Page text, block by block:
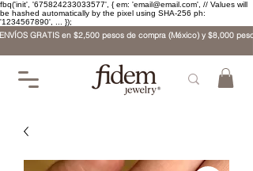
fbq('init', '675824233033577', { em: 'email@email.com', // Values will
be hashed automatically by the pixel using SHA-256 ph:
'1234567890', ... });
ENVÍOS GRATIS en $2,500 pesos de compra (México) y $8,000